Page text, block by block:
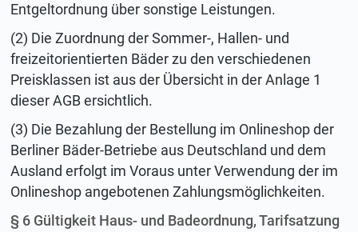
Entgeltordnung über sonstige Leistungen.
(2) Die Zuordnung der Sommer-, Hallen- und
freizeitorientierten Bäder zu den verschiedenen
Preisklassen ist aus der Übersicht in der Anlage 1
dieser AGB ersichtlich.
(3) Die Bezahlung der Bestellung im Onlineshop der
Berliner Bäder-Betriebe aus Deutschland und dem
Ausland erfolgt im Voraus unter Verwendung der im
Onlineshop angebotenen Zahlungsmöglichkeiten.
§ 6 Gültigkeit Haus- und Badeordnung, Tarifsatzung